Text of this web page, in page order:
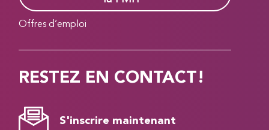
Offres d’emploi
RESTEZ EN CONTACT!
S'inscrire maintenant